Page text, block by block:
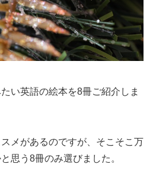
い英語の絵本を8冊ご紹介しま
メがあるのですが、そこそこ 万
思う8冊のみ選びました。